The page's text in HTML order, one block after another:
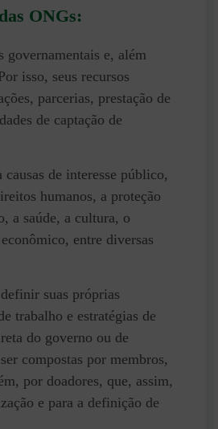
ONGs:
governamentais e, além
isso, seus recursos
parcerias, prestação de
de captação de
de interesse público,
humanos, a proteção
a saúde, a cultura, o
entre diversas
suas próprias
trabalho e estratégias de
do governo ou de
compostas por membros,
por doadores, que, assim,
e para a definição de